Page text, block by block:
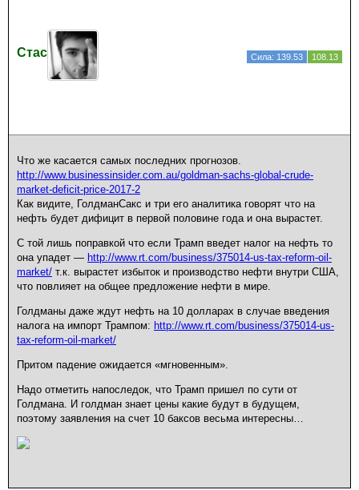
Стас Сила: 139.53 108.13
Что же касается самых последних прогнозов.
http://www.businessinsider.com.au/goldman-sachs-global-crude-
market-deficit-price-2017-2
Как видите, ГолдманСакс и три его аналитика говорят что на
нефть будет дифицит в первой половине года и она вырастет.
C той лишь поправкой что если Трамп введет налог на нефть то
она упадет — http://www.rt.com/business/375014-us-tax-reform-oil-
market/ т.к. вырастет избыток и производство нефти внутри США,
что повлияет на общее предложение нефти в мире.
Голдманы даже ждут нефть на 10 долларах в случае введения
налога на импорт Трампом: http://www.rt.com/business/375014-us-
tax-reform-oil-market/
Притом падение ожидается «мгновенным».
Надо отметить напоследок, что Трамп пришел по сути от
Голдмана. И голдман знает цены какие будут в будущем,
поэтому заявления на счет 10 баксов весьма интересны…